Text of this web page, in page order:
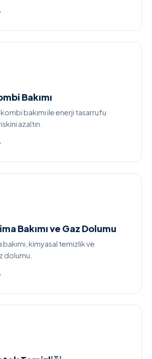
Bakımı
bakımı ile enerji tasarrufu
azaltın.
Bakımı ve Gaz Dolumu
kimyasal temizlik ve
dolumu.